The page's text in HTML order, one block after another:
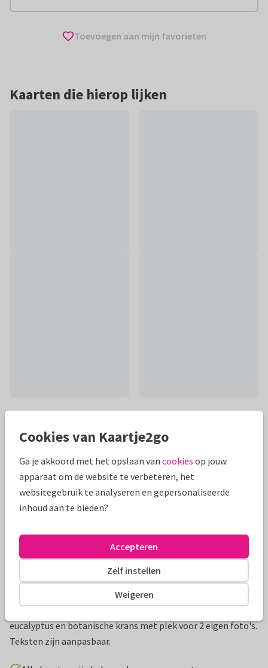
Toevoegen aan mijn favorieten
Kaarten die hierop lijken
Mooie extra's bij je kaart
Productinformatie
Hippe bedankkaart voor een eerste communie met
eucalyptus en botanische krans met plek voor 2 eigen foto's.
Teksten zijn aanpasbaar.
Cookies van Kaartje2go
Ga je akkoord met het opslaan van cookies op jouw
apparaat om de website te verbeteren, het
websitegebruik te analyseren en gepersonaliseerde
inhoud aan te bieden?
Weigeren
Zelf instellen
Accepteren